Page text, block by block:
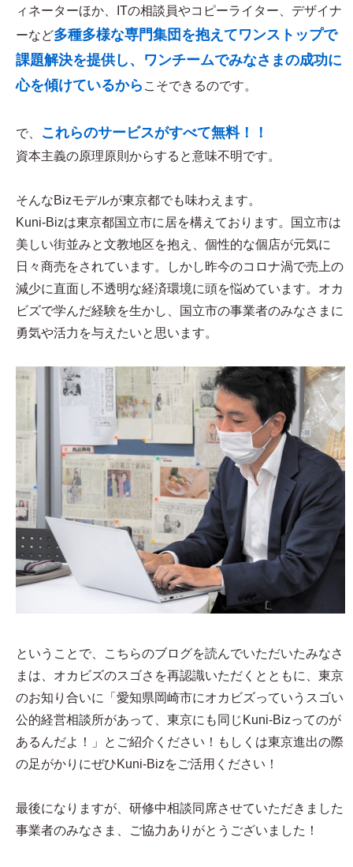
ィネーターほか、ITの相談員やコピーライター、デザイナ
ーなど多種多様な専門集団を抱えてワンストップで
課題解決を提供し、ワンチームでみなさまの成功に
心を傾けているから こそできるのです。
で、 これらのサービスがすべて無料！！
資本主義の原理原則からすると意味不明です。
そんなBizモデルが東京都でも味わえます。
Kuni-Bizは東京都国立市に居を構えております。国立市は
美しい街並みと文教地区を抱え、個性的な個店が元気に
日々商売をされています。しかし昨今のコロナ渦で売上の
減少に直面し不透明な経済環境に頭を悩めています。オカ
ビズで学んだ経験を生かし、国立市の事業者のみなさまに
勇気や活力を与えたいと思います。
ということで、こちらのブログを読んでいただいたみなさ
まは、オカビズのスゴさを再認識いただくとともに、東京
のお知り合いに「愛知県岡崎市にオカビズっていうスゴい
公的経営相談所があって、東京にも同じKuni-Bizってのが
あるんだよ！」とご紹介ください！もしくは東京進出の際
の足がかりにぜひKuni-Bizをご活用ください！
最後になりますが、研修中相談同席させていただきました
事業者のみなさま、ご協力ありがとうございました！